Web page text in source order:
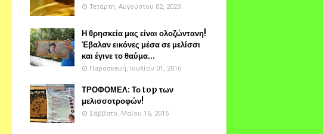
Τετάρτη, Αυγούστου 02, 2023
Η θρησκεία μας είναι ολοζώντανη!
Έβαλαν εικόνες μέσα σε μελίσσι
και έγινε το θαύμα...
Παρασκευή, Ιουλίου 01, 2016
ΤΡΟΦΟΜΕΛ: Το top των
μελισσοτροφών!
Σάββατο, Μαΐου 16, 2015